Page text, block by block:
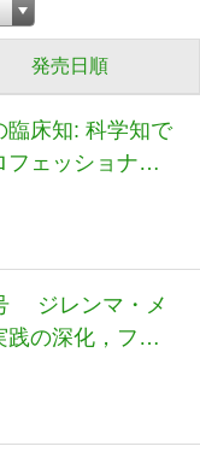
発売日順
臨床知: 科学知で
フェッショナル
ジレンマ・メ
の深化，ファ
法の開発へ